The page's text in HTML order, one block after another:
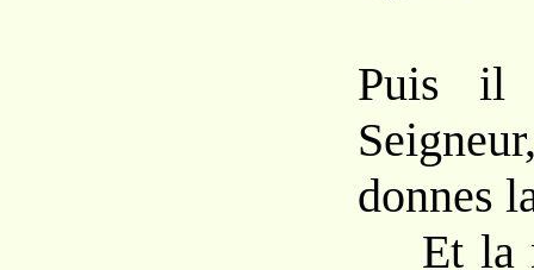
Puis
donnes
Et la